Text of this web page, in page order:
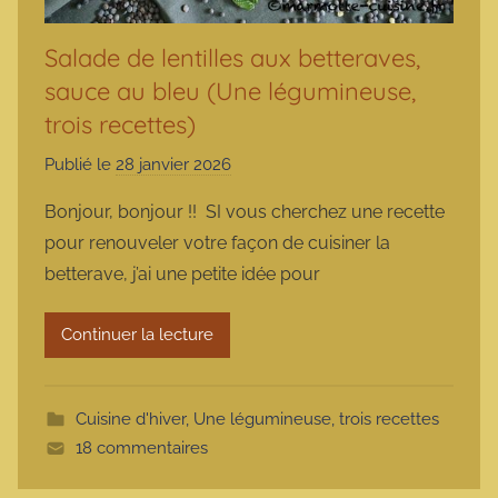
Salade de lentilles aux betteraves,
sauce au bleu (Une légumineuse,
trois recettes)
Publié le 28 janvier 2026
r
m
a
t
Bonjour, bonjour !! SI vous cherchez une recette
pour renouveler votre façon de cuisiner la
betterave, j’ai une petite idée pour
Continuer la lecture
Cuisine d'hiver, Une légumineuse, trois recettes
18 commentaires